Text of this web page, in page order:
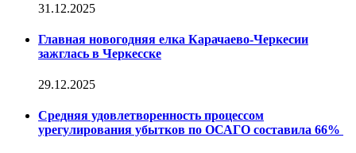
31.12.2025
Главная новогодняя елка Карачаево-Черкесии
зажглась в Черкесске
29.12.2025
Средняя удовлетворенность процессом
урегулирования убытков по ОСАГО составила 66%